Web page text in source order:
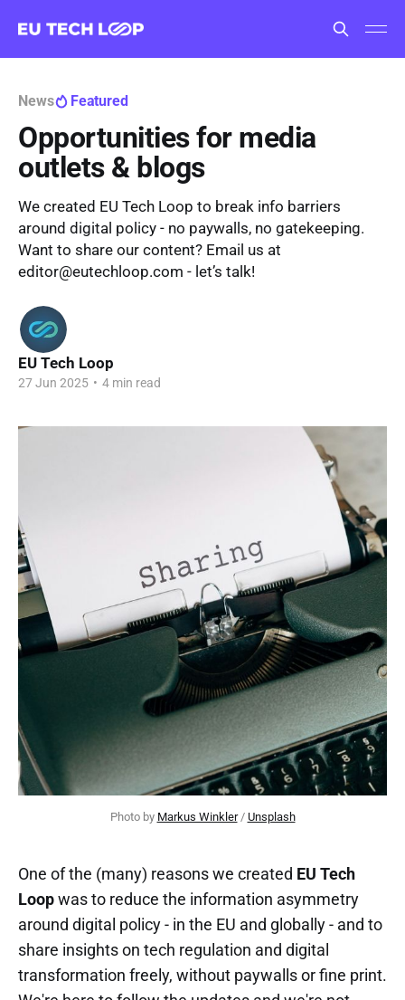
News Featured
Opportunities for media
outlets & blogs
We created EU Tech Loop to break info barriers
around digital policy - no paywalls, no gatekeeping.
Want to share our content? Email us at
editor@eutechloop.com - let’s talk!
EU Tech Loop
27 Jun 2025 • 4 min read
Photo by Markus Winkler / Unsplash
One of the (many) reasons we created EU Tech
Loopwas to reduce the information asymmetry
around digital policy - in the EU and globally - and to
share insights on tech regulation and digital
transformation freely, without paywalls or fine print.